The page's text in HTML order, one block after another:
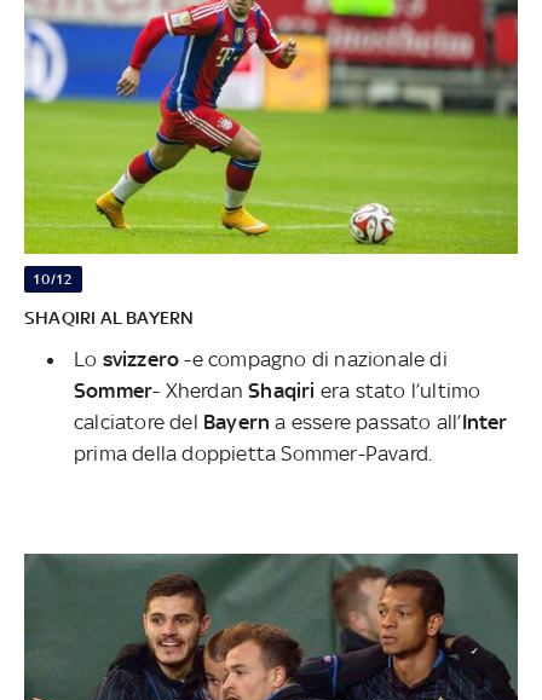
10/12
SHAQIRI AL BAYERN
Lo svizzero-e compagno di nazionale di
Sommer- XherdanShaqiri era stato l’ultimo
calciatore del Bayerna essere passato all’Inter
prima della doppietta Sommer-Pavard.